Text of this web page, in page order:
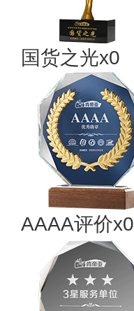
国货之光x0
AAAA评价x0